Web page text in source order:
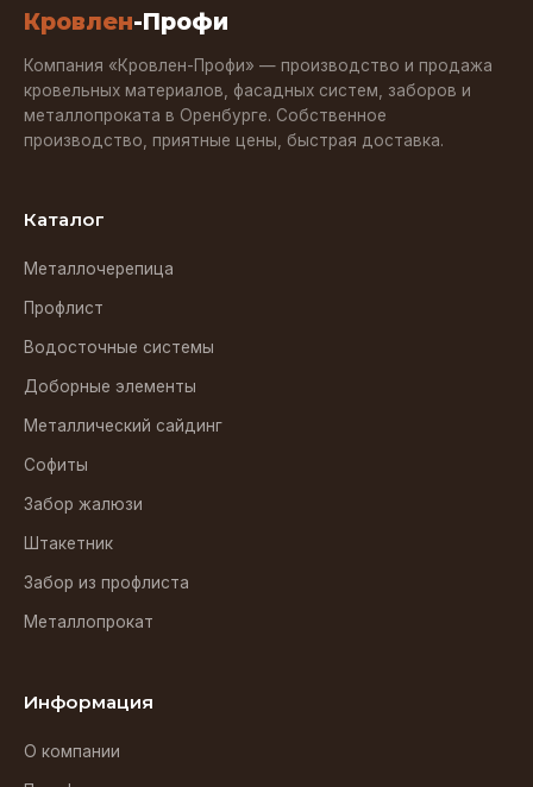
Кровлен-Профи
Компания «Кровлен-Профи» — производство и продажа
кровельных материалов, фасадных систем, заборов и
металлопроката в Оренбурге. Собственное
производство, приятные цены, быстрая доставка.
Каталог
Металлочерепица
Профлист
Водосточные системы
Доборные элементы
Металлический сайдинг
Софиты
Забор жалюзи
Штакетник
Забор из профлиста
Металлопрокат
Информация
О компании